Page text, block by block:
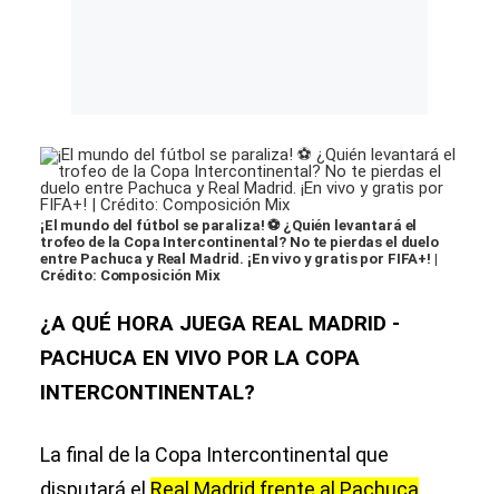
¡El mundo del fútbol se paraliza! ⚽ ¿Quién levantará el
trofeo de la Copa Intercontinental? No te pierdas el duelo
entre Pachuca y Real Madrid. ¡En vivo y gratis por FIFA+! |
Crédito: Composición Mix
¿A QUÉ HORA JUEGA REAL MADRID -
PACHUCA EN VIVO POR LA COPA
INTERCONTINENTAL?
La final de la Copa Intercontinental que
disputará el Real Madrid frente al Pachuca